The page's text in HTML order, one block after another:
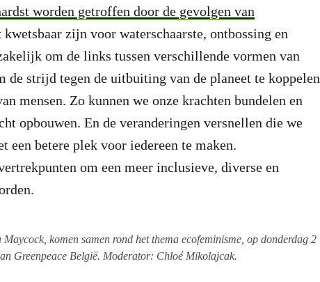
worden getroffen door de gevolgen van
kwetsbaar zijn voor waterschaarste, ontbossing en
om de links tussen verschillende vormen van
de strijd tegen de uitbuiting van de planeet te koppelen
mensen. Zo kunnen we onze krachten bundelen en
opbouwen. En de veranderingen versnellen die we
een betere plek voor iedereen te maken.
om een meer inclusieve, diverse en
komen samen rond het thema ecofeminisme, op donderdag 2
Greenpeace België. Moderator: Chloé Mikolajcak.